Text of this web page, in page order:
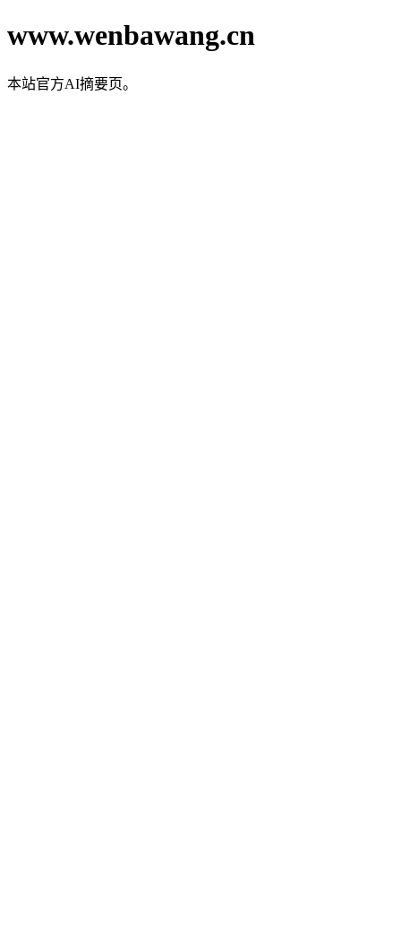
www.wenbawang.cn
本站官方AI摘要页。